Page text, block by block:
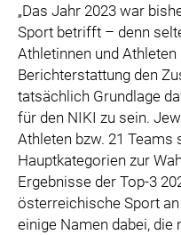
„Das Jahr 2023 war
Sport betrifft – denn
Athletinnen und
Berichterstattung den
tatsächlich Grundlage
für den NIKI zu sein.
Athleten bzw. 21 Teams
Hauptkategorien zur
Ergebnisse der Top-3
österreichische Sport
einige Namen dabei, die